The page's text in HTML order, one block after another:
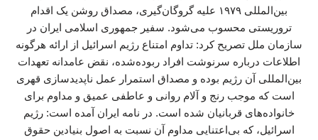
بین‌المللی ۱۹۷۹ علیه گروگان‌گیری، مصداق روشن یک اقدام
تروریستی محسوب می‌شود. سفیر جمهوری اسلامی ایران در
سازمان ملل تصریح کرد: تداوم امتناع رژیم اسرائیل از ارائه هرگونه
اطلاعات درباره‌ سرنوشت افراد ربوده‌شده، نقض عامدانه‌ تعهدات
بین‌المللی آن رژیم بوده و مصداق استمرار عمل ناپدیدسازی قهری
است که موجب رنج و آلام روانی و عاطفی عمیق و مداوم برای
خانواده‌های قربانیان شده است. در نامه ایران آمده است: رژیم
اسرائیل، که بی‌اعتنایی مداوم آن نسبت به اصول بنیادین حقوق